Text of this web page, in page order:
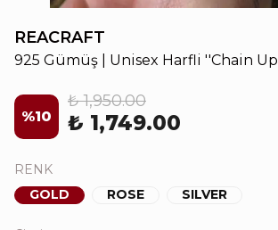
REACRAFT
925 Gümüş | Unisex Harfli ''Chain
%10
₺ 1,950.00
₺ 1,749.00
RENK
GOLD
ROSE SILVER